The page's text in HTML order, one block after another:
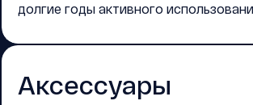
долгие годы активного
Аксессуары